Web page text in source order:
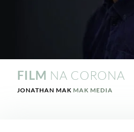
FILM NA CORONA
JONATHAN MAK MAK MEDIA